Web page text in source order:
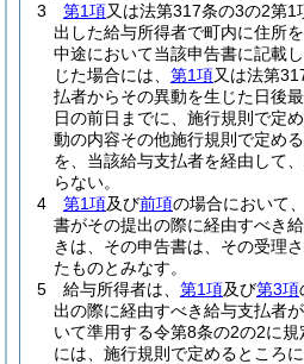
3
第1項又は法第317条の3の2第
出した給与所得者で町内に住所
中途において当該申告書に記載
じた場合には、 第1項又は法第
払者からその異動を生じた日後
日の前日までに、施行規則で定
動の内容その他施行規則で定め
を、当該給与支払者を経由して
らない。
4
第1項及び前項の場合において
書がその提出の際に経由すべき
きは、その申告書は、その受理
たものとみなす。
5
給与所得者は、 第1項及び第3項
出の際に経由すべき給与支払者
いて準用する令第8条の2の2に
には、施行規則で定めるところ